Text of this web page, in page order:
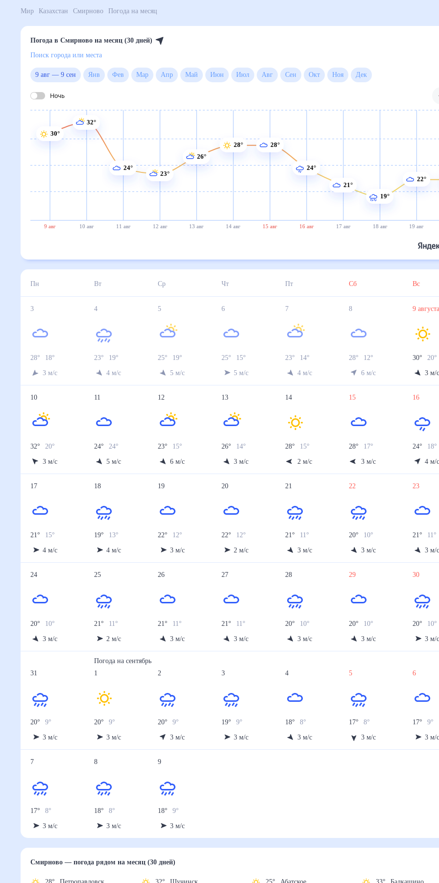
Мир Казахстан Смирново Погода на месяц
Погода в Смирново на месяц (30 дней)
Поиск города или места
9 авг— 9 сен Янв Фев Мар Апр Май Июн Июл Авг Сен Окт Ноя
Ночь
9 авг 10 авг 11 авг 12 авг 13 авг 14 авг 15 авг 16 авг 17 авг 18 авг 19 авг
30°
32°
24°
23°
26°
28° 28°
24°
21°
19°
22°
Пн Вт Ср Чт Пт Сб Вс
3
28° 18°
3 м/с
4
23° 19°
4 м/с
5
25° 19°
5 м/с
6
25° 15°
5 м/с
7
23° 14°
4 м/с
8
28° 12°
6 м/с
9
30° 20
3 м/
10
32° 20
3 м/с
11
24° 24
5 м/с
12
23° 15°
6 м/с
13
26° 14°
3 м/с
14
28° 15°
2 м/с
15
28° 17°
3 м/с
16
24° 18°
4 м/
17
21° 15°
4 м/с
18
19° 13°
4 м/с
19
22° 12°
3 м/с
20
22° 12°
2 м/с
21
21° 11°
3 м/с
22
20° 10°
3 м/с
23
21° 11°
3 м/
24
20° 10°
3 м/с
25
21° 11°
2 м/с
26
21° 11°
3 м/с
27
21° 11°
3 м/с
28
20° 10°
3 м/с
29
20° 10°
3 м/с
30
20° 10°
3 м/
31
20° 9
3 м/с
Погода насентябрь
1
20° 9
3 м/с
2
20° 9
3 м/с
3
19° 9°
3 м/с
4
18° 8°
3 м/с
5
17° 8°
3 м/с
6
17° 9°
3 м/
7
17° 8°
3 м/с
8
18° 8°
3 м/с
9
18° 9°
3 м/с
Смирново— погода рядомна месяц (30 дней)